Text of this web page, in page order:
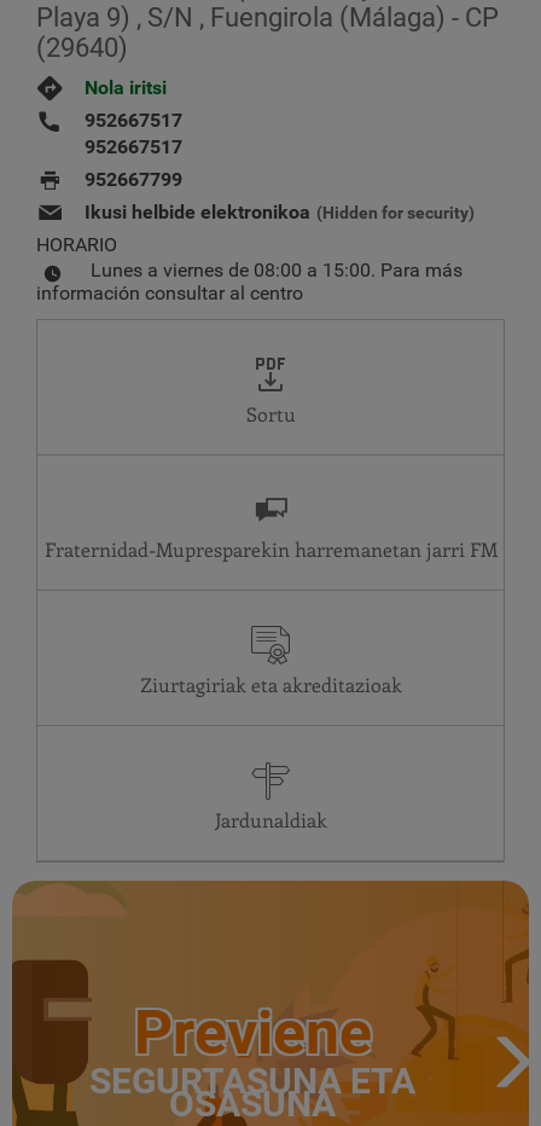
Playa 9) , S/N , Fuengirola (Málaga) - CP
(29640)
Nola iritsi
952667517
952667517
952667799
Ikusi helbide elektronikoa (Hidden for security)
HORARIO
Lunes a viernes de 08:00 a 15:00. Para más
información consultar al centro
Sortu
Fraternidad-Mupresparekin harremanetan jarri
Ziurtagiriak eta akreditazioak
Jardunaldiak
Previene
SEGURTASUNA ETA
OSASUNA